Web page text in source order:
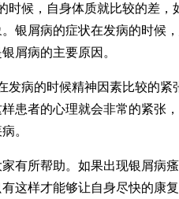
候，自身体质就比较的差
银屑病的症状在发病的时
屑病的主要原因。
病的时候精神因素比较的紧
患者的心理就会非常的紧
。
有所帮助。如果出现银屑
这样才能够让自身尽快的康复